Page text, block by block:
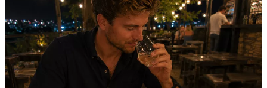
Stuttgart
Sulz am Neckar